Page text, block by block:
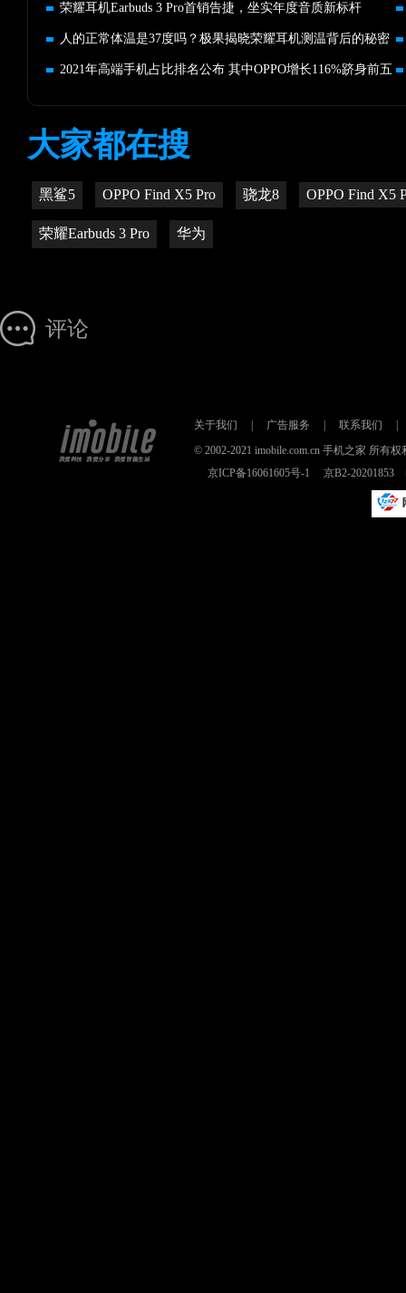
荣耀耳机Earbuds 3 Pro首销告捷，坐实年度音质新标杆
人的正常体温是37度吗？极果揭晓荣耀耳机测温背后的秘密
2021年高端手机占比排名公布 其中OPPO增长116%跻身前五
大家都在搜
黑鲨5 OPPO Find X5 Pro 骁龙8 OPPO Find X5
荣耀Earbuds 3 Pro 华为
评论
关于我们 广告服务 联系我们
© 2002-2021 imobile.com.cn 手机之家 所有
京ICP备16061605号-1
京B2-20201853